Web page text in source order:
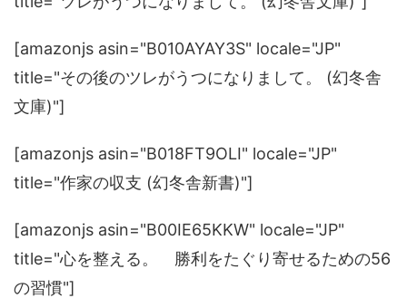
[amazonjs asin="B010AYAY3S" locale="JP"
title="その後のツレがうつになりまして。 (幻冬舎
文庫)"]
[amazonjs asin="B018FT9OLI" locale="JP"
title="作家の収支 (幻冬舎新書)"]
[amazonjs asin="B00IE65KKW" locale="JP"
title="心を整える。 勝利をたぐり寄せるための56
の習慣"]